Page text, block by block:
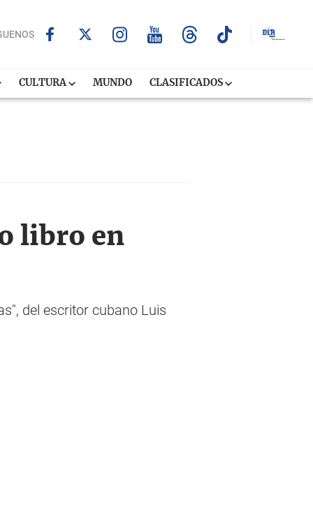
CULTURA MUNDO CLASIFICADOS
libro en
del escritor cubano Luis